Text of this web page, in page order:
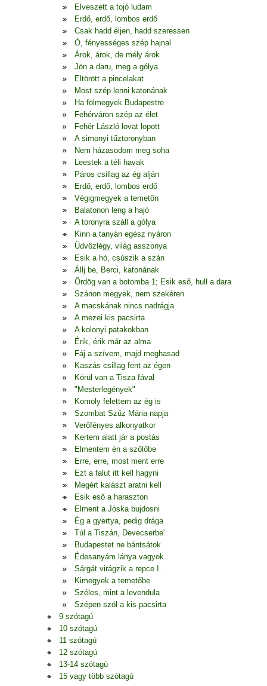
Elveszett a tojó ludam
Erdő, erdő, lombos erdő
Csak hadd éljen, hadd szeressen
Ó, fényességes szép hajnal
Árok, árok, de mély árok
Jön a daru, meg a gólya
Eltörött a pincelakat
Most szép lenni katonának
Ha fölmegyek Budapestre
Fehérváron szép az élet
Fehér László lovat lopott
A simonyi tűztoronyban
Nem házasodom meg soha
Leestek a téli havak
Páros csillag az ég alján
Erdő, erdő, lombos erdő
Végigmegyek a temetőn
Balatonon leng a hajó
A toronyra száll a gólya
Kinn a tanyán egész nyáron
Üdvözlégy, világ asszonya
Esik a hó, csúszik a szán
Állj be, Berci, katonának
Ördög van a botomba 1; Esik eső, hull a dara
Szánon megyek, nem szekéren
A macskának nincs nadrágja
A mezei kis pacsirta
A kolonyi patakokban
Érik, érik már az alma
Fáj a szívem, majd meghasad
Kaszás csillag fent az égen
Körül van a Tisza fával
"Mesterlegények"
Komoly felettem az ég is
Szombat Szűz Mária napja
Verőfényes alkonyatkor
Kertem alatt jár a postás
Elmentem én a szőlőbe
Erre, erre, most ment erre
Ezt a falut itt kell hagyni
Megért kalászt aratni kell
Esik eső a haraszton
Elment a Jóska bujdosni
Ég a gyertya, pedig drága
Túl a Tiszán, Devecserbe'
Budapestet ne bántsátok
Édesanyám lánya vagyok
Sárgát virágzik a repce I.
Kimegyek a temetőbe
Széles, mint a levendula
Szépen szól a kis pacsirta
9 szótagú
10 szótagú
11 szótagú
12 szótagú
13-14 szótagú
15 vagy több szótagú